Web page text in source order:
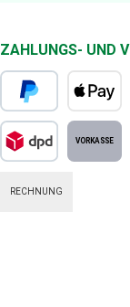
ZAHLUNGS- UND
PayPal Apple Pay
RECHNUNG